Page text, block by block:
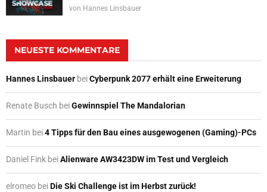
von Hannes Linsbauer
NEUESTE KOMMENTARE
Hannes Linsbauer beiCyberpunk 2077 erhält eine Erweiterung
Renate Busch beiGewinnspiel The Mandalorian
Martin bei4 Tipps für den Bau eines ausgewogenen (Gaming)-PCs
Daniel Fink beiAlienware AW3423DW im Test und Vergleich
elromeo beiDie Ski Challenge ist im Herbst zurück!